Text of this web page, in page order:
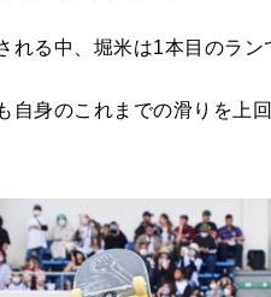
れる中、堀米は1本目のラン
自身のこれまでの滑りを上